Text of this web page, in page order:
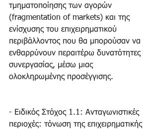
τμηματοποίησης των αγορών
(fragmentation of markets) και της
ενίσχυσης του επιχειρηματικού
περιβάλλοντος που θα μπορούσαν να
ενθαρρύνουν περαιτέρω δυνατότητες
συνεργασίας, μέσω μιας
ολοκληρωμένης προσέγγισης.
- Ειδικός Στόχος 1.1: Ανταγωνιστικές
περιοχές: τόνωση της επιχειρηματικής